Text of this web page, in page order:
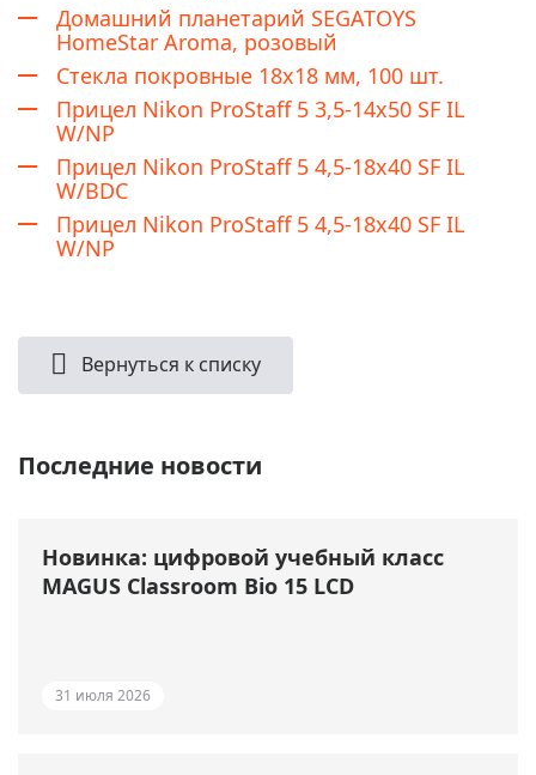
Домашний планетарий SEGATOYS
HomeStar Aroma, розовый
Стекла покровные 18x18 мм, 100 шт.
Прицел Nikon ProStaff 5 3,5-14x50 SF IL
W/NP
Прицел Nikon ProStaff 5 4,5-18x40 SF IL
W/BDC
Прицел Nikon ProStaff 5 4,5-18x40 SF IL
W/NP
Вернуться к списку
Последние новости
Новинка: цифровой учебный класс
MAGUS Classroom Bio 15 LCD
31 июля 2026